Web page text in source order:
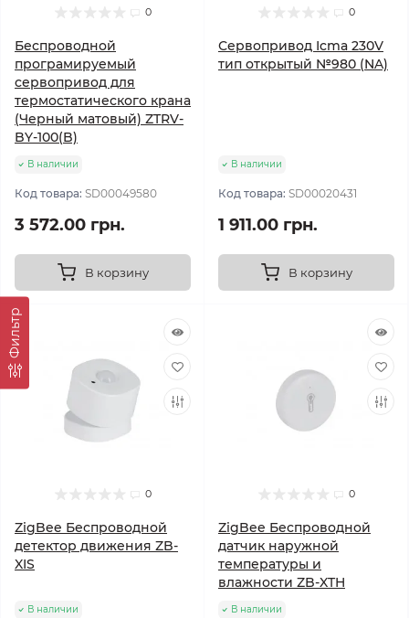
Фильтр
0
Беспроводной
програмируемый
сервопривод для
термостатического крана
(Черный матовый) ZTRV-
BY-100(B)
В наличии
Код товара: SD00049580
3 572.00 грн.
В корзину
0
Сервопривод Icma 230V
тип открытый №980 (NA)
В наличии
Код товара: SD00020431
1 911.00 грн.
В корзину
0
ZigBee Беспроводной
детектор движения ZB-
XIS
В наличии
0
ZigBee Беспроводной
датчик наружной
температуры и
влажности ZB-XTH
В наличии